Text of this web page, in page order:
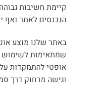
קיימת חשיבות
הנכנסים לאתר ואף
באתר שלנו מוצע
שמתאימות לשימוש
וגישה מרחוק דרך